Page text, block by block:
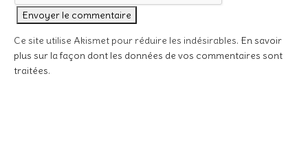
Ce site utilise Akismet pour réduire les indésirables. En savoir
plus sur la façon dont les données de vos commentaires sont
traitées.